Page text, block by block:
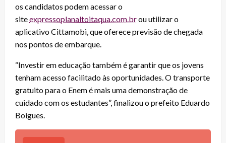
os candidatos podem acessar o
siteexpressoplanaltoitaqua.com.brou utilizar o
aplicativo Cittamobi, que oferece previsão de chegada
nos pontos de embarque.
“Investir em educação também é garantir que os jovens
tenham acesso facilitado às oportunidades. O transporte
gratuito para o Enem é mais uma demonstração de
cuidado com os estudantes”, finalizou o prefeito Eduardo
Boigues.